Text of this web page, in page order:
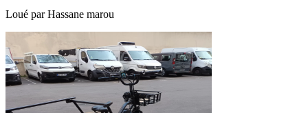
Loué parHassane marou